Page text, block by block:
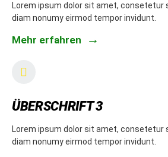
Lorem ipsum dolor sit amet, consetetur
diam nonumy eirmod tempor invidunt.
Mehr erfahren
ÜBERSCHRIFT 3
Lorem ipsum dolor sit amet, consetetur
diam nonumy eirmod tempor invidunt.